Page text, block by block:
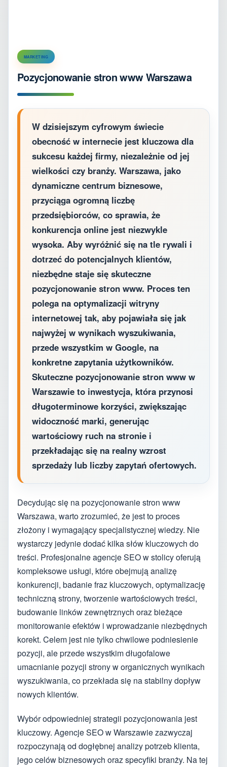
MARKETING
Pozycjonowanie stron www Warszawa
W dzisiejszym cyfrowym świecie
obecność w internecie jest kluczowa dla
sukcesu każdej firmy, niezależnie od jej
wielkości czy branży. Warszawa, jako
dynamiczne centrum biznesowe,
przyciąga ogromną liczbę
przedsiębiorców, co sprawia, że
konkurencja online jest niezwykle
wysoka. Aby wyróżnić się na tle rywali i
dotrzeć do potencjalnych klientów,
niezbędne staje się skuteczne
pozycjonowanie stron www. Proces ten
polega na optymalizacji witryny
internetowej tak, aby pojawiała się jak
najwyżej w wynikach wyszukiwania,
przede wszystkim w Google, na
konkretne zapytania użytkowników.
Skuteczne pozycjonowanie stron www w
Warszawie to inwestycja, która przynosi
długoterminowe korzyści, zwiększając
widoczność marki, generując
wartościowy ruch na stronie i
przekładając się na realny wzrost
sprzedaży lub liczby zapytań ofertowych.
Decydując się na pozycjonowanie stron www
Warszawa, warto zrozumieć, że jest to proces
złożony i wymagający specjalistycznej wiedzy. Nie
wystarczy jedynie dodać kilka słów kluczowych do
treści. Profesjonalne agencje SEO w stolicy oferują
kompleksowe usługi, które obejmują analizę
konkurencji, badanie fraz kluczowych, optymalizację
techniczną strony, tworzenie wartościowych treści,
budowanie linków zewnętrznych oraz bieżące
monitorowanie efektów i wprowadzanie niezbędnych
korekt. Celem jest nie tylko chwilowe podniesienie
pozycji, ale przede wszystkim długofalowe
umacnianie pozycji strony w organicznych wynikach
wyszukiwania, co przekłada się na stabilny dopływ
nowych klientów.
Wybór odpowiedniej strategii pozycjonowania jest
kluczowy. Agencje SEO w Warszawie zazwyczaj
rozpoczynają od dogłębnej analizy potrzeb klienta,
jego celów biznesowych oraz specyfiki branży. Na tej